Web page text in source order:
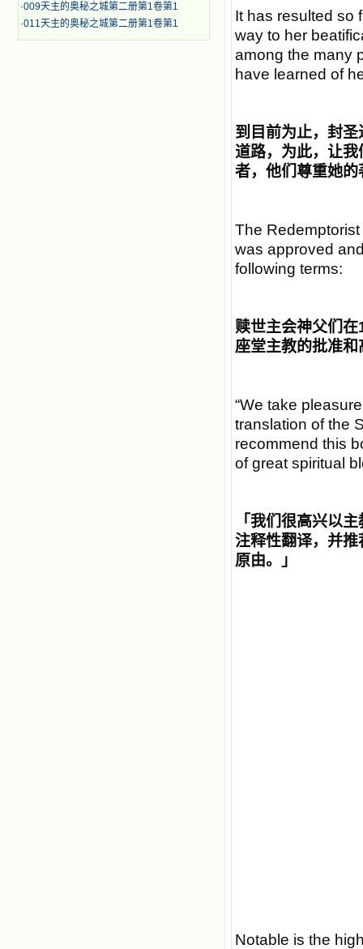
·009天主的奥秘之城第二册第1卷第1
·011天主的奥秘之城第二册第1卷第1
It has resulted so
way to her
among the many
have learned of
到目前为止， 封圣
道路，为此，让
者，他们尊重她
The
was approved
following terms:
赎世主会神父们在
座堂主教的批准
“We take
translation of the
recommend this
of great spiritual
「我们很高兴以
注释性翻译，并
原由。
」
Notable is the